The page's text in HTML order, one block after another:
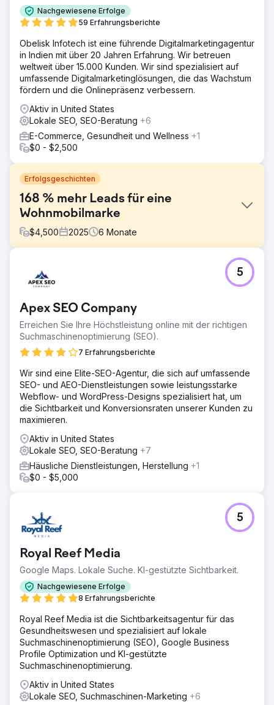
Nachgewiesene Erfolge
59 Erfahrungsberichte
Obelisk Infotech ist eine führende Digitalmarketingagentur
in Indien mit über 20 Jahren Erfahrung. Wir betreuen
weltweit über 15.000 Kunden. Wir sind spezialisiert auf
umfassende Digitalmarketinglösungen, die das Wachstum
fördern und die Onlinepräsenz verbessern.
Aktiv in United States
Lokale SEO, SEO-Beratung +6
E-Commerce, Gesundheit und Wellness +1
$0 - $2,500
Erfolgsgeschichten
168 % mehr Leads für eine
Wohnmobilmarke
$4,500 2025 6 Monate
Unser Kunde ist ein führender australischer
Wohnmobilhersteller, der aufgrund geringer
begrenzten Neukundengewinnungszahlen zu kämpfen
hat.
Lösung
Unser Team führte eine umfassende SEO-Kampagne
Infografiken, Videos), um potenzielle Käufer von
Wohnwagen anzusprechen. Wir überarbeiteten die
Website und die Produktseiten mit optimierten Texten,
einer verbesserten Struktur, einem SEO-optimierten
Google-Unternehmensprofil zur Steigerung der lokalen
Sichtbarkeit und verbesserten die technischen SEO-
Faktoren. Zudem erweiterten wir das Backlink-Profil.
Ergebnis
Ihre Website verzeichnete einen Anstieg des organischen
Apex SEO Company
Erreichen Sie Ihre Höchstleistung online mit der richtigen
Suchmaschinenoptimierung (SEO).
7 Erfahrungsberichte
5
Wir sind eine Elite-SEO-Agentur, die sich auf umfassende
SEO- und AEO-Dienstleistungen sowie leistungsstarke
Webflow- und WordPress-Designs spezialisiert hat, um
die Sichtbarkeit und Konversionsraten unserer Kunden zu
maximieren.
Aktiv in United States
Lokale SEO, SEO-Beratung +7
Häusliche Dienstleistungen, Herstellung +1
$0 - $5,000
Royal Reef Media
Google Maps. Lokale Suche. KI-gestützte Sichtbarkeit.
Nachgewiesene Erfolge
8 Erfahrungsberichte
5
Royal Reef Media ist die Sichtbarkeitsagentur für das
Gesundheitswesen und spezialisiert auf lokale
Suchmaschinenoptimierung (SEO), Google Business
Profile Optimization und KI-gestützte
Suchmaschinenoptimierung.
Aktiv in United States
Lokale SEO, Suchmaschinen-Marketing +6